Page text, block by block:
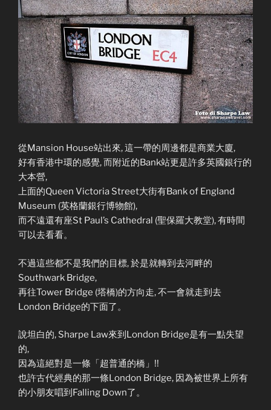
從Mansion House站出來, 這一帶的周邊都是商業大廈,
好有香港中環的感覺, 而附近的Bank站更是許多英國銀行的
大本營,
上面的Queen Victoria Street大街有Bank of England
Museum (英格蘭銀行博物館),
而不遠還有座St Paul’s Cathedral (聖保羅大教堂), 有時間
可以去看看。
不過這些都不是我們的目標, 於是就轉到去河畔的
Southwark Bridge,
再往Tower Bridge (塔橋)的方向走, 不一會就走到去
London Bridge的下面了。
說坦白的, Sharpe Law來到London Bridge是有一點失望
的,
因為這絕對是一條「超普通的橋」!!
也許古代經典的那一條London Bridge, 因為被世界上所有
的小朋友唱到Falling Down了。